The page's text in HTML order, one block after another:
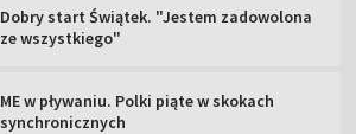
Dobry start Świątek. "Jestem zadowolona
ze wszystkiego"
ME w pływaniu. Polki piąte w skokach
synchronicznych